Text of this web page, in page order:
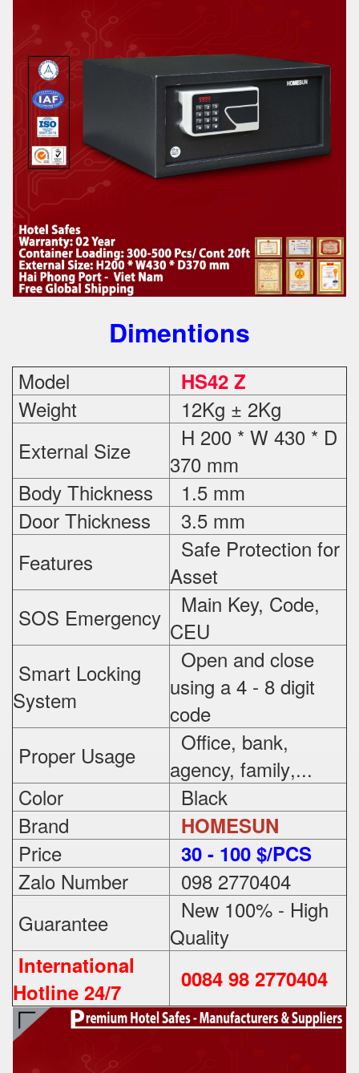
Dimentions
Model HS42 Z
Weight
12Kg ± 2Kg
External Size
H 200 * W 430 * D
370 mm
Body Thickness
1.5 mm
Door Thickness
3.5 mm
Features
Safe Protection for
Asset
SOS Emergency
Main Key, Code,
CEU
Smart Locking
System
Open and close
using a 4 - 8 digit
code
Proper Usage
Office, bank,
agency, family,...
Color
Black
Brand
HOMESUN
Price 30 - 100 $/PCS
Zalo Number
098 2770404
Guarantee
New 100% - High
Quality
International
Hotline 24/7
0084 98 2770404